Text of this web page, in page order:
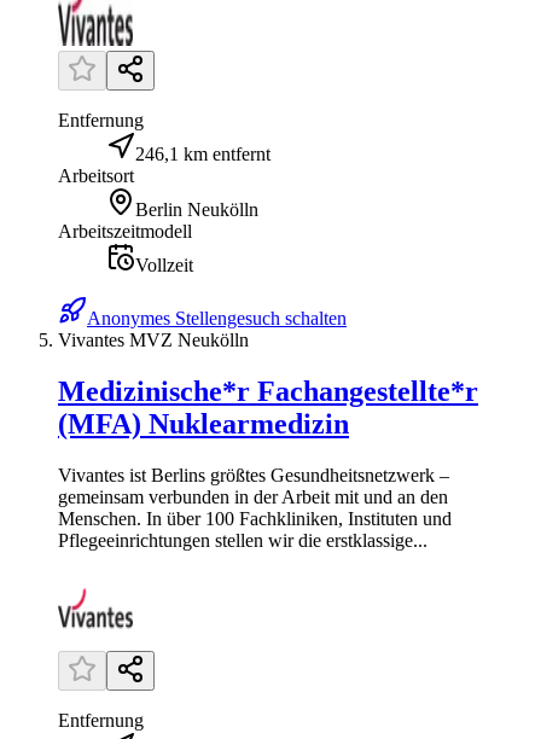
Entfernung
246,1 km entfernt
Arbeitsort
Berlin Neukölln
Arbeitszeitmodell
Vollzeit
Anonymes Stellengesuch schalten
Vivantes MVZ Neukölln
Medizinische*r Fachangestellte*r
(MFA) Nuklearmedizin
Vivantes ist Berlins größtes Gesundheitsnetzwerk –
gemeinsam verbunden in der Arbeit mit und an den
Menschen. In über 100 Fachkliniken, Instituten und
Pflegeeinrichtungen stellen wir die erstklassige...
Entfernung